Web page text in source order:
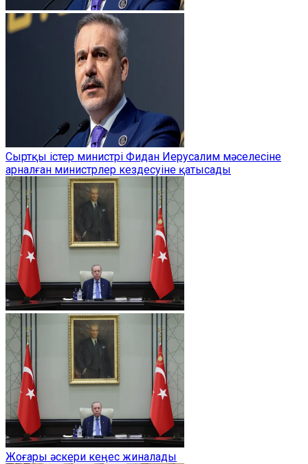
Сыртқы істер министрі Фидан Иерусалим мәселесіне
арналған министрлер кездесуіне қатысады
Жоғары әскери кеңес жиналады